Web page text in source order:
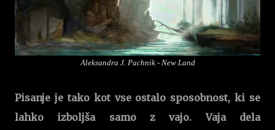
Aleksandra J. Pachnik - New Land
Pisanje je tako kot vse ostalo sposobnost, ki se
lahko izboljša samo z vajo. Vaja dela